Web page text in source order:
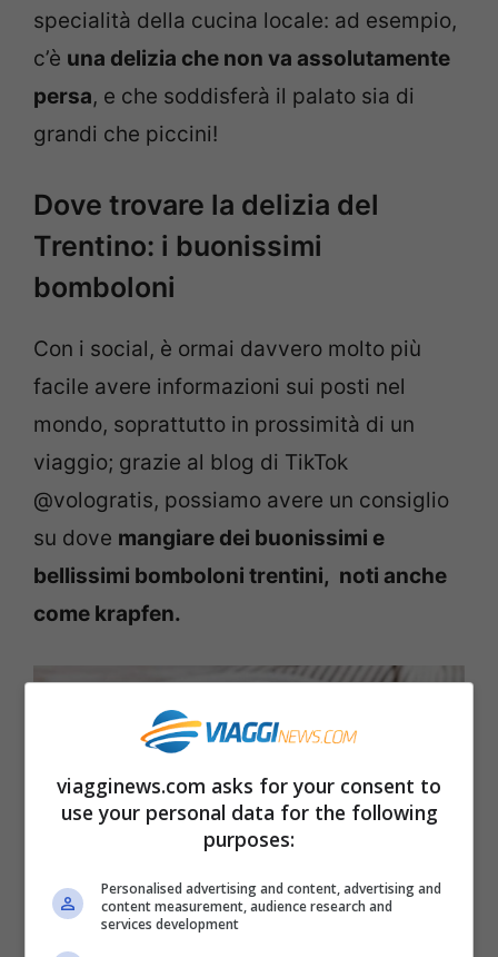
specialità della cucina locale: ad esempio,
c’è una delizia che non va assolutamente
persa, e che soddisferà il palato sia di
grandi che piccini!
Dove trovare la delizia del
Trentino: i buonissimi
bomboloni
Con i social, è ormai davvero molto più
facile avere informazioni sui posti nel
mondo, soprattutto in prossimità di un
viaggio; grazie al blog di TikTok
@vologratis, possiamo avere un consiglio
su dove mangiare dei buonissimi e
bellissimi bomboloni trentini, noti anche
come krapfen.
viagginews.com asks for your consent to
use your personal data for the following
purposes:
Personalised advertising and content, advertising and
content measurement, audience research and
services development